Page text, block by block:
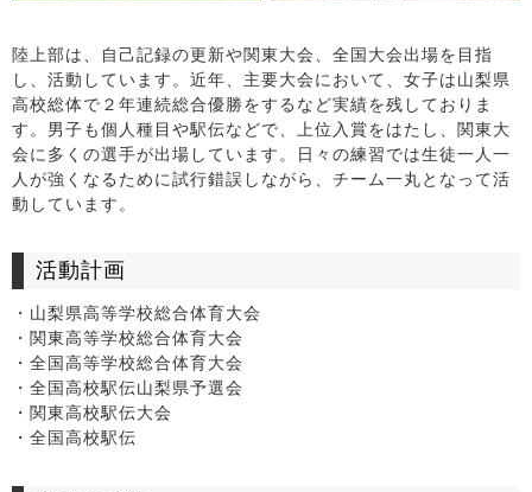
陸上部は、自己記録の更新や関東大会、全国大会出場を目指
し、活動しています。近年、主要大会において、女子は山梨県
高校総体で２年連続総合優勝をするなど実績を残しておりま
す。男子も個人種目や駅伝などで、上位入賞をはたし、関東大
会に多くの選手が出場しています。日々の練習では生徒一人一
人が強くなるために試行錯誤しながら、チーム一丸となって活
動しています。
活動計画
・山梨県高等学校総合体育大会
・関東高等学校総合体育大会
・全国高等学校総合体育大会
・全国高校駅伝山梨県予選会
・関東高校駅伝大会
・全国高校駅伝